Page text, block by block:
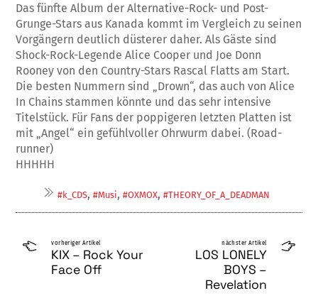
Das fünfte Album der Alternative-Rock- und Post-
Grunge-Stars aus Kanada kommt im Vergleich zu seinen
Vorgängern deutlich düs­terer daher. Als Gäste sind
Shock-Rock-Le­gende Alice Cooper und Joe Donn
Rooney von den Country-Stars Rascal Flatts am Start.
Die besten Nummern sind „Drown“, das auch von Alice
In Chains stammen kön­nte und das sehr intensive
Titelstück. Für Fa­ns der poppigeren letzten Platten ist
mit „An­gel“ ein gefühlvoller Ohrwurm dabei. (Road­
runner)
HHHHH
#k_CDS,#Musi,#OXMOX,#THEORY_OF_A_DEADMAN
vorheriger Artikel
KIX – Rock Your
Face Off
nächster Artikel
LOS LONELY
BOYS –
Revelation